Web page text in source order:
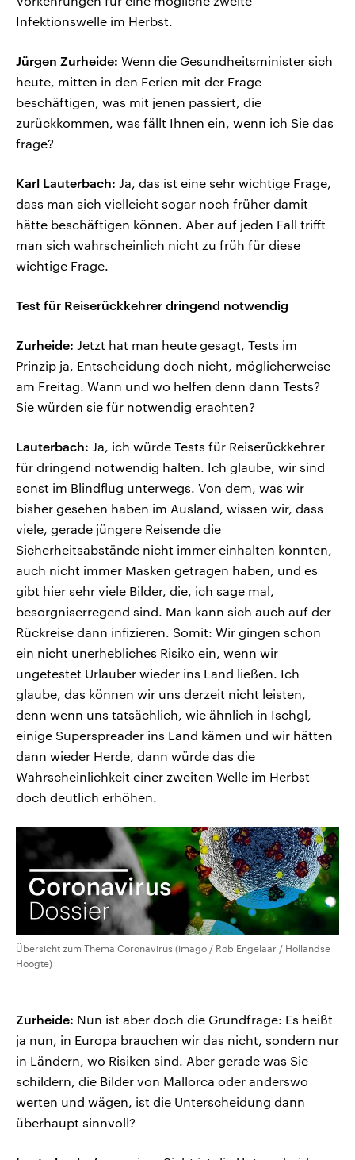
Infektionswelle im Herbst.
Jürgen Zurheide: Wenn die Gesundheitsminister sich
heute, mitten in den Ferien mit der Frage
beschäftigen, was mit jenen passiert, die
zurückkommen, was fällt Ihnen ein, wenn ich Sie das
frage?
Karl Lauterbach: Ja, das ist eine sehr wichtige Frage,
dass man sich vielleicht sogar noch früher damit
hätte beschäftigen können. Aber auf jeden Fall trifft
man sich wahrscheinlich nicht zu früh für diese
wichtige Frage.
Test für Reiserückkehrer dringend notwendig
Zurheide: Jetzt hat man heute gesagt, Tests im
Prinzip ja, Entscheidung doch nicht, möglicherweise
am Freitag. Wann und wo helfen denn dann Tests?
Sie würden sie für notwendig erachten?
Lauterbach: Ja, ich würde Tests für Reiserückkehrer
für dringend notwendig halten. Ich glaube, wir sind
sonst im Blindflug unterwegs. Von dem, was wir
bisher gesehen haben im Ausland, wissen wir, dass
viele, gerade jüngere Reisende die
Sicherheitsabstände nicht immer einhalten konnten,
auch nicht immer Masken getragen haben, und es
gibt hier sehr viele Bilder, die, ich sage mal,
besorgniserregend sind. Man kann sich auch auf der
Rückreise dann infizieren. Somit: Wir gingen schon
ein nicht unerhebliches Risiko ein, wenn wir
ungetestet Urlauber wieder ins Land ließen. Ich
glaube, das können wir uns derzeit nicht leisten,
denn wenn uns tatsächlich, wie ähnlich in Ischgl,
einige Superspreader ins Land kämen und wir hätten
dann wieder Herde, dann würde das die
Wahrscheinlichkeit einer zweiten Welle im Herbst
doch deutlich erhöhen.
Übersicht zum Thema Coronavirus (imago / Rob Engelaar / Hollandse
Hoogte)
Zurheide: Nun ist aber doch die Grundfrage: Es heißt
ja nun, in Europa brauchen wir das nicht, sondern nur
in Ländern, wo Risiken sind. Aber gerade was Sie
schildern, die Bilder von Mallorca oder anderswo
werten und wägen, ist die Unterscheidung dann
überhaupt sinnvoll?